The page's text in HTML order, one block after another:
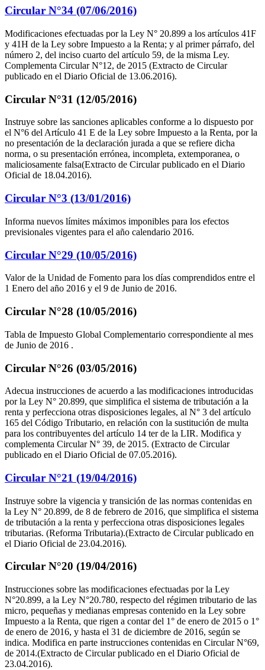
Circular N°34 (07/06/2016)
Modificaciones efectuadas por la Ley N° 20.899 a los artículos 41F
y 41H de la Ley sobre Impuesto a la Renta; y al primer párrafo, del
número 2, del inciso cuarto del artículo 59, de la misma Ley.
Complementa Circular N°12, de 2015 (Extracto de Circular
publicado en el Diario Oficial de 13.06.2016).
Circular N°31 (12/05/2016)
Instruye sobre las sanciones aplicables conforme a lo dispuesto por
el N°6 del Artículo 41 E de la Ley sobre Impuesto a la Renta, por la
no presentación de la declaración jurada a que se refiere dicha
norma, o su presentación errónea, incompleta, extemporanea, o
maliciosamente falsa(Extracto de Circular publicado en el Diario
Oficial de 18.04.2016).
Circular N°3 (13/01/2016)
Informa nuevos límites máximos imponibles para los efectos
previsionales vigentes para el año calendario 2016.
Circular N°29 (10/05/2016)
Valor de la Unidad de Fomento para los días comprendidos entre el
1 Enero del año 2016 y el 9 de Junio de 2016.
Circular N°28 (10/05/2016)
Tabla de Impuesto Global Complementario correspondiente al mes
de Junio de 2016 .
Circular N°26 (03/05/2016)
Adecua instrucciones de acuerdo a las modificaciones introducidas
por la Ley N° 20.899, que simplifica el sistema de tributación a la
renta y perfecciona otras disposiciones legales, al N° 3 del artículo
165 del Código Tributario, en relación con la sustitución de multa
para los contribuyentes del artículo 14 ter de la LIR. Modifica y
complementa Circular N° 39, de 2015. (Extracto de Circular
publicado en el Diario Oficial de 07.05.2016).
Circular N°21 (19/04/2016)
Instruye sobre la vigencia y transición de las normas contenidas en
la Ley N° 20.899, de 8 de febrero de 2016, que simplifica el sistema
de tributación a la renta y perfecciona otras disposiciones legales
tributarias. (Reforma Tributaria).(Extracto de Circular publicado en
el Diario Oficial de 23.04.2016).
Circular N°20 (19/04/2016)
Instrucciones sobre las modificaciones efectuadas por la Ley
N°20.899, a la Ley N°20.780, respecto del régimen tributario de las
micro, pequeñas y medianas empresas contenido en la Ley sobre
Impuesto a la Renta, que rigen a contar del 1° de enero de 2015 o 1°
de enero de 2016, y hasta el 31 de diciembre de 2016, según se
indica. Modifica en parte instrucciones contenidas en Circular N°69,
de 2014.(Extracto de Circular publicado en el Diario Oficial de
23.04.2016).